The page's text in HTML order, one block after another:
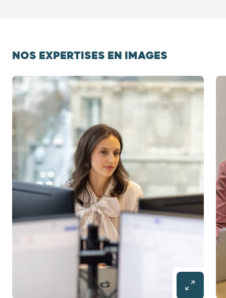
NOS EXPERTISES EN IMAGES
Diapositive 1 / 5